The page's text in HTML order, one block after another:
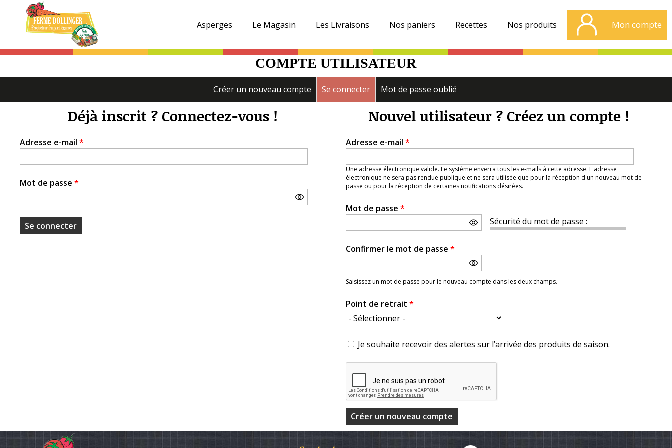
Asperges Le Magasin Les Livraisons Nos paniers Recettes Nos produits Mon compte
COMPTE UTILISATEUR
principaux
Créer un nouveau compte Se connecter (onglet actif)
Mot de passe oublié
Déjà inscrit ? Connectez-vous !
Adresse e-mail *
Mot de passe *
Nouvel utilisateur ? Créez un compte !
Adresse e-mail *
Une adresse électronique valide. Le système enverra tous les e-mails à cette adresse. L'adresse
électronique ne sera pas rendue publique et ne sera utilisée que pour la réception d'un nouveau mot de
passe ou pour la réception de certaines notifications désirées.
Mot de passe *
Sécurité du mot de passe :
Confirmer le mot de passe *
Saisissez un mot de passe pour le nouveau compte dans les deux champs.
Point de retrait *
Je souhaite recevoir des alertes sur l’arrivée des produits de saison.